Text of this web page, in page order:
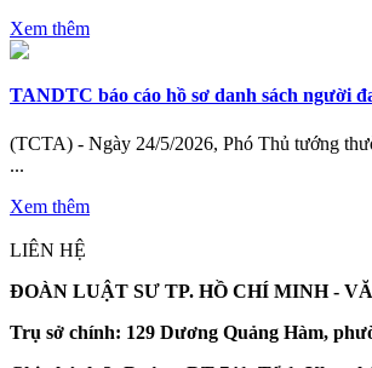
Xem thêm
TANDTC báo cáo hồ sơ danh sách người
(TCTA) - Ngày 24/5/2026, Phó Thủ tướng
...
Xem thêm
LIÊN HỆ
ĐOÀN LUẬT SƯ TP. HỒ CHÍ MINH -
Trụ sở chính: 129 Dương Quảng Hàm,